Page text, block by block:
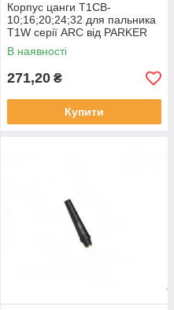
Корпус цанги T1CB-
10;16;20;24;32 для пальника
T1W серії ARC від PARKER
В наявності
271,20 ₴
Купити